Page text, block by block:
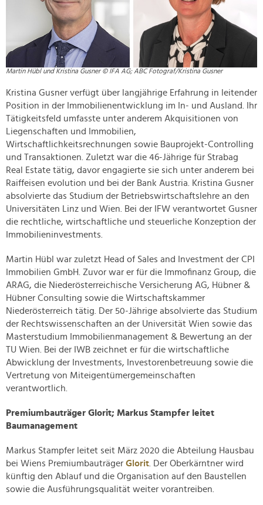
Martin Hübl und Kristina Gusner © IFA AG; ABC Fotograf/Kristina Gusner
Kristina Gusner verfügt über langjährige Erfahrung in leitender
Position in der Immobilienentwicklung im In- und Ausland. Ihr
Tätigkeitsfeld umfasste unter anderem Akquisitionen von
Liegenschaften und Immobilien,
Wirtschaftlichkeitsrechnungen sowie Bauprojekt-Controlling
und Transaktionen. Zuletzt war die 46-Jährige für Strabag
Real Estate tätig, davor engagierte sie sich unter anderem bei
Raiffeisen evolution und bei der Bank Austria. Kristina Gusner
absolvierte das Studium der Betriebswirtschaftslehre an den
Universitäten Linz und Wien. Bei der IFW verantwortet Gusner
die rechtliche, wirtschaftliche und steuerliche Konzeption der
Immobilieninvestments.
Martin Hübl war zuletzt Head of Sales and Investment der CPI
Immobilien GmbH. Zuvor war er für die Immofinanz Group, die
ARAG, die Niederösterreichische Versicherung AG, Hübner &
Hübner Consulting sowie die Wirtschaftskammer
Niederösterreich tätig. Der 50-Jährige absolvierte das Studium
der Rechtswissenschaften an der Universität Wien sowie das
Masterstudium Immobilienmanagement & Bewertung an der
TU Wien. Bei der IWB zeichnet er für die wirtschaftliche
Abwicklung der Investments, Investorenbetreuung sowie die
Vertretung von Miteigentümergemeinschaften
verantwortlich.
Premiumbauträger Glorit; Markus Stampfer leitet
Baumanagement
Markus Stampfer leitet seit März 2020 die Abteilung Hausbau
bei Wiens Premiumbauträger Glorit . Der Oberkärntner wird
künftig den Ablauf und die Organisation auf den Baustellen
sowie die Ausführungsqualität weiter vorantreiben.